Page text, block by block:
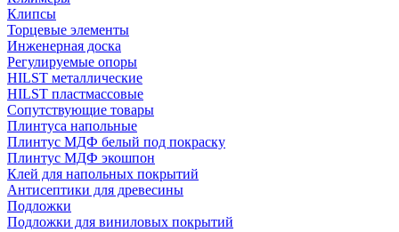
Клипсы
Торцевые элементы
Инженерная доска
Регулируемые опоры
HILST металлические
HILST пластмассовые
Сопутствующие товары
Плинтуса напольные
Плинтус МДФ белый под покраску
Плинтус МДФ экошпон
Клей для напольных покрытий
Антисептики для древесины
Подложки
Подложки для виниловых покрытий